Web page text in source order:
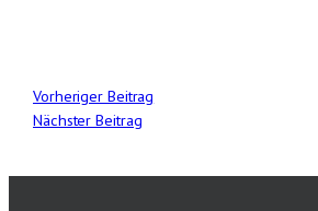
Vorheriger Beitrag
Nächster Beitrag